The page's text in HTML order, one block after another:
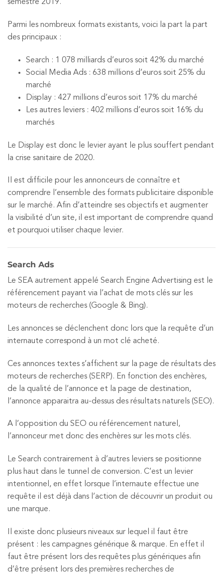
semestre 2019.
Parmi les nombreux formats existants, voici la part la part
des principaux :
Search : 1 078 milliards d’euros soit 42% du marché
Social Media Ads : 638 millions d’euros soit 25% du
marché
Display : 427 millions d’euros soit 17% du marché
Les autres leviers : 402 millions d’euros soit 16% du
marchés
Le Display est donc le levier ayant le plus souffert pendant
la crise sanitaire de 2020.
Il est difficile pour les annonceurs de connaître et
comprendre l’ensemble des formats publicitaire disponible
sur le marché. Afin d’atteindre ses objectifs et augmenter
la visibilité d’un site, il est important de comprendre quand
et pourquoi utiliser chaque levier.
Search Ads
Le SEA autrement appelé Search Engine Advertising est le
référencement payant via l’achat de mots clés sur les
moteurs de recherches (Google & Bing).
Les annonces se déclenchent donc lors que la requête d’un
internaute correspond à un mot clé acheté.
Ces annonces textes s’affichent sur la page de résultats des
moteurs de recherches (SERP). En fonction des enchères,
de la qualité de l’annonce et la page de destination,
l’annonce apparaitra au-dessus des résultats naturels (SEO).
A l’opposition du SEO ou référencement naturel,
l’annonceur met donc des enchères sur les mots clés.
Le Search contrairement à d’autres leviers se positionne
plus haut dans le tunnel de conversion. C’est un levier
intentionnel, en effet lorsque l’internaute effectue une
requête il est déjà dans l’action de découvrir un produit ou
une marque.
Il existe donc plusieurs niveaux sur lequel il faut être
présent : les campagnes générique & marque. En effet il
faut être présent lors des requêtes plus génériques afin
d’être présent lors des premières recherches de